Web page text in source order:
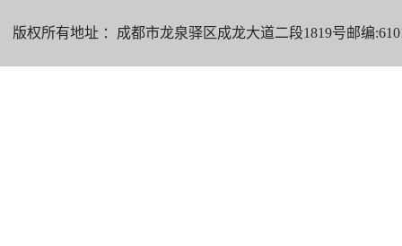
版权所有地址 ：成都市龙泉驿区成龙大道二段1819号邮编